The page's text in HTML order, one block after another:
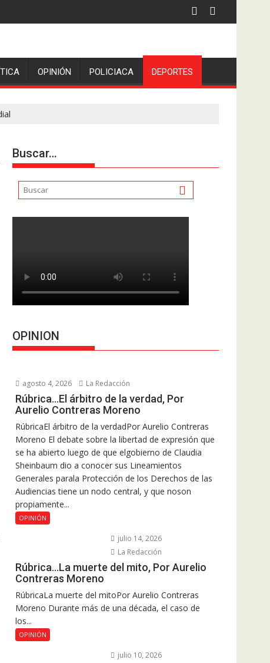
la comunicadora Avisack Douglas.
OPINIÓN POLICIACA DEPORTES
Buscar…
OPINION
agosto 4, 2026 La Redacción
Rúbrica…El árbitro de la verdad, Por
Aurelio Contreras Moreno
RúbricaEl árbitro de la verdadPor Aurelio Contreras
Moreno El debate sobre la libertad de expresión que
se ha abierto luego de que elgobierno de Claudia
Sheinbaum dio a conocer sus Lineamientos
Generales parala Protección de los Derechos de las
Audiencias tiene un nodo central, y que noson
propiamente...
OPINIÓN
julio 14, 2026
La Redacción
Rúbrica…La muerte del mito, Por Aurelio
Contreras Moreno
RúbricaLa muerte del mitoPor Aurelio Contreras
Moreno Durante más de una década, el caso de
los...
OPINIÓN
julio 10, 2026